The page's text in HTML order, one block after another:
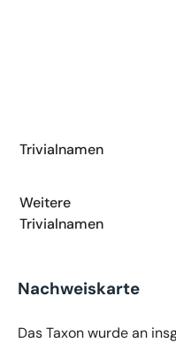
Trivialnamen
Weitere
Trivialnamen
Nachweiskarte
Das Taxon wurde an